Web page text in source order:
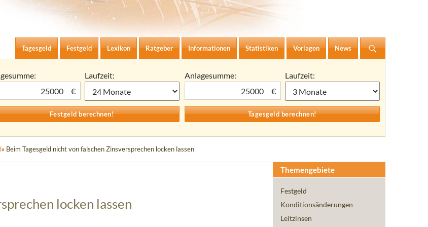
Zinsen berechnen
Zum Inhalt springen
Tagesgeld
Festgeld Lexikon Ratgeber Informationen Statistiken Vorlagen News
€
Laufzeit:
Anlagesumme:
€
Laufzeit:
» Beim Tagesgeld nicht von falschen Zinsversprechen locken lassen
locken lassen
Themengebiete
Festgeld
Konditionsänderungen
Leitzinsen